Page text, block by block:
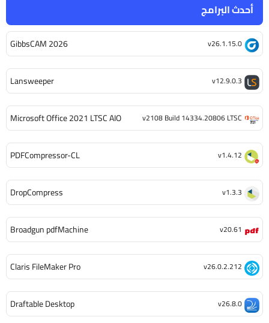
أحدث البرامج
GibbsCAM 2026 v26.1.15.0
Lansweeper v12.9.0.3
Microsoft Office 2021 LTSC AIO v2108 Build 14334.20806 LTSC
PDFCompressor-CL v1.4.12
DropCompress v1.3.3
Broadgun pdfMachine v20.61
Claris FileMaker Pro v26.0.2.212
Draftable Desktop v26.8.0